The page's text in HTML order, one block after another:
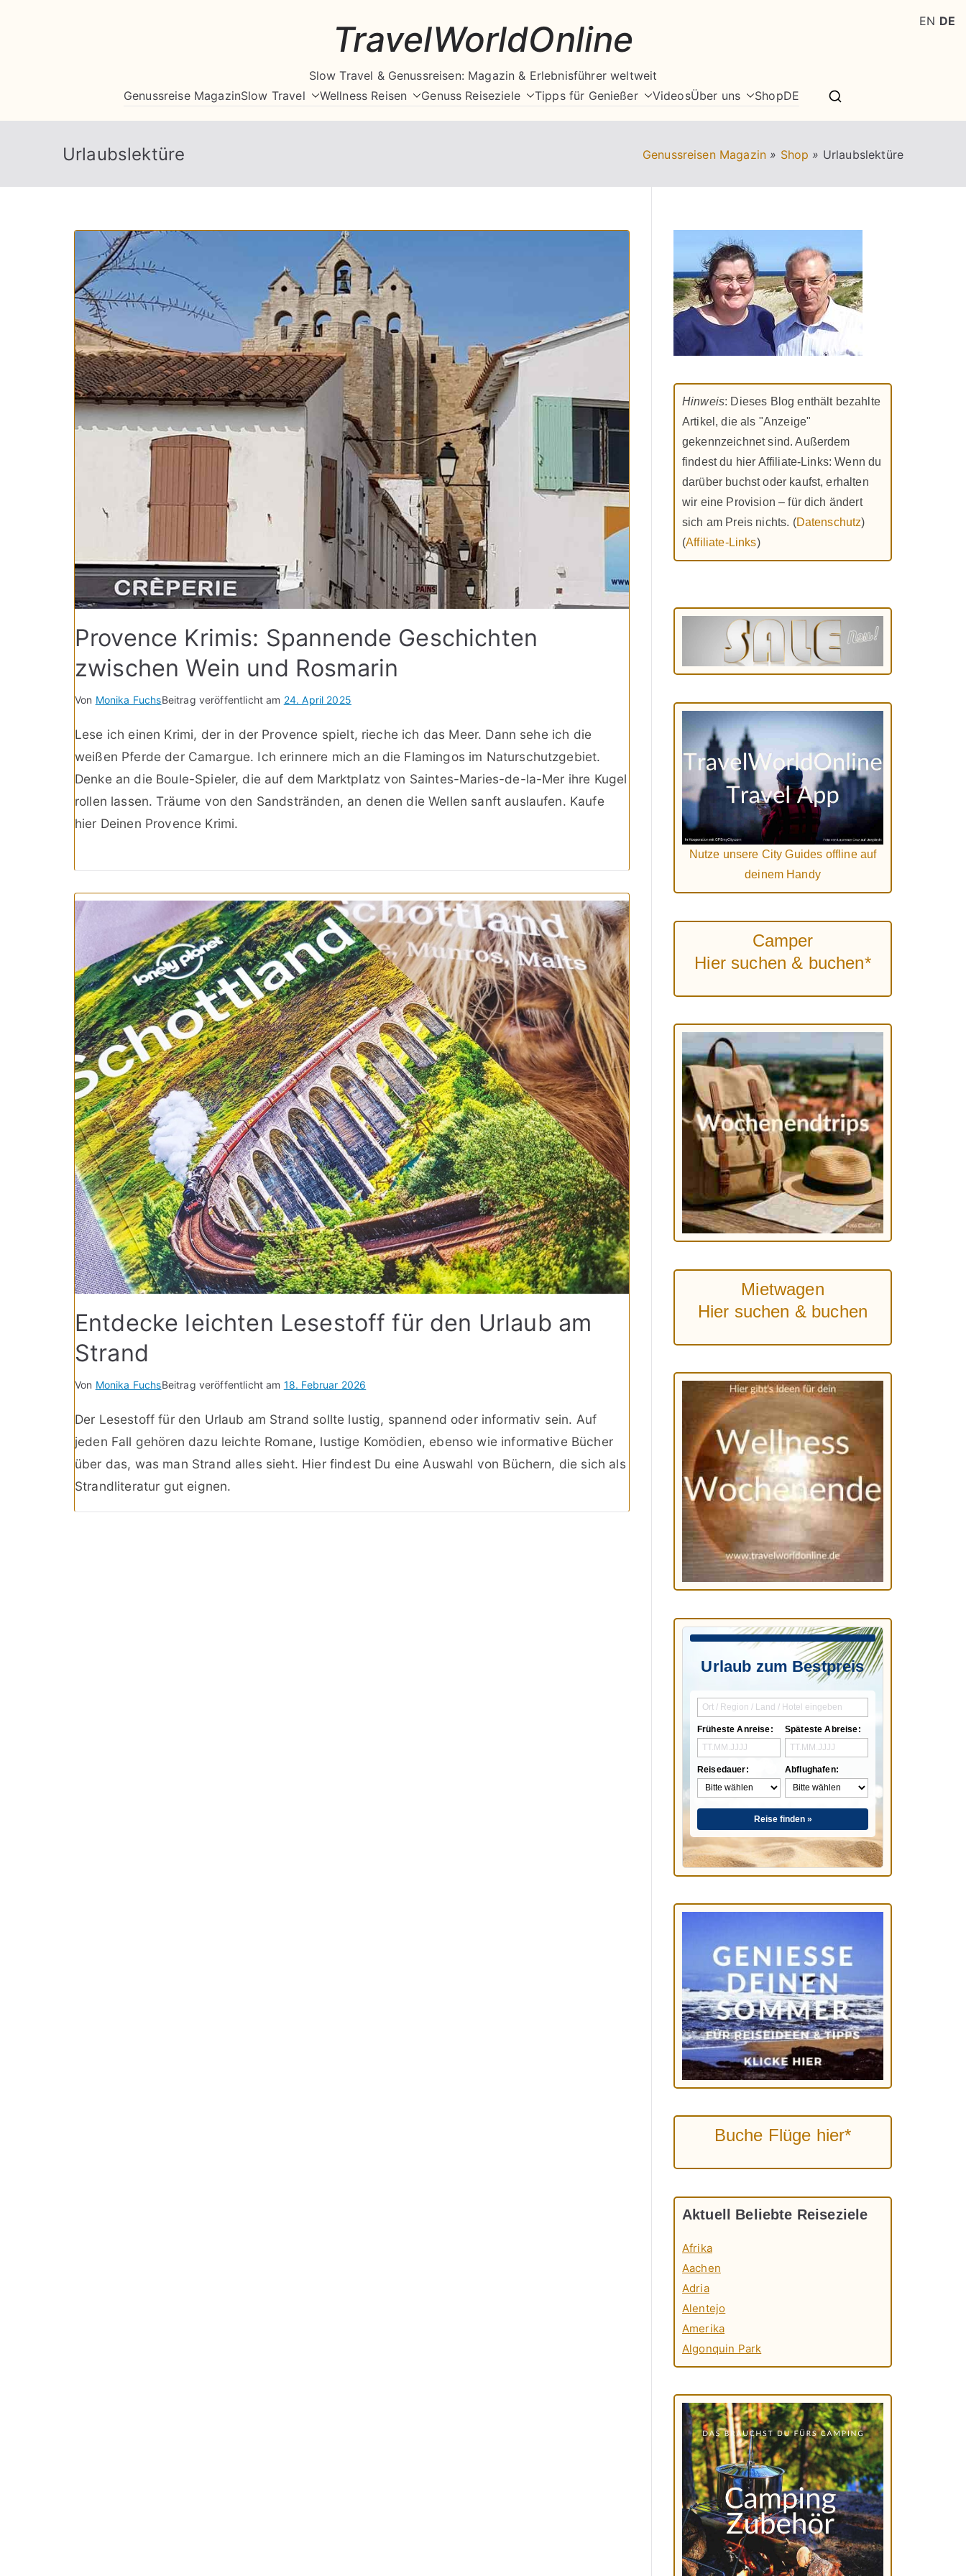
TravelWorldOnline
Slow Travel & Genussreisen: Magazin & Erlebnisführer weltweit
Genussreise MagazinSlow Travel Wellness Reisen Genuss Reiseziele Tipps für Genießer VideosÜber uns ShopDE
Urlaubslektüre Genussreisen Magazin » Shop » Urlaubslektüre
Provence Krimis: Spannende Geschichten
zwischen Wein und Rosmarin
Von Monika FuchsBeitrag veröffentlicht am 24. April 2025
Lese ich einen Krimi, der in der Provence spielt, rieche ich das Meer. Dann sehe ich die
weißen Pferde der Camargue. Ich erinnere mich an die Flamingos im Naturschutzgebiet.
Denke an die Boule-Spieler, die auf dem Marktplatz von Saintes-Maries-de-la-Mer ihre Kugel
rollen lassen. Träume von den Sandstränden, an denen die Wellen sanft auslaufen. Kaufe
hier Deinen Provence Krimi.
Entdecke leichten Lesestoff für den Urlaub am
Strand
Von Monika FuchsBeitrag veröffentlicht am 18. Februar 2026
Der Lesestoff für den Urlaub am Strand sollte lustig, spannend oder informativ sein. Auf
jeden Fall gehören dazu leichte Romane, lustige Komödien, ebenso wie informative Bücher
über das, was man Strand alles sieht. Hier findest Du eine Auswahl von Büchern, die sich als
Strandliteratur gut eignen.
Hinweis: Dieses Blog enthält bezahlte
Artikel, die als "Anzeige"
gekennzeichnet sind. Außerdem
findest du hier Affiliate-Links: Wenn du
darüber buchst oder kaufst, erhalten
wir eine Provision – für dich ändert
sich am Preis nichts. (Datenschutz)
(Affiliate-Links)
Nutze unsere City Guides offline auf
deinem Handy
Camper
Hier suchen & buchen*
Mietwagen
Hier suchen & buchen
Urlaub zum Bestpreis
Früheste Anreise:
Reisedauer:
Späteste Abreise:
Abflughafen:
Reise finden »
Buche Flüge hier*
Aktuell Beliebte Reiseziele
Afrika
Aachen
Adria
Alentejo
Amerika
Algonquin Park
EN DE